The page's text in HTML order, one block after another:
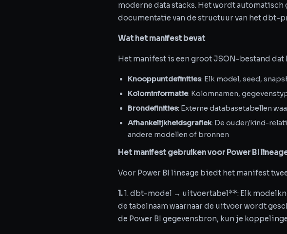
moderne data stacks. Het wordt
documentatie van de structuur van het dbt-
Wat het manifest bevat
Het manifest is een groot JSON-bestand dat
Knooppuntdefinities: Elk model, seed,
Kolominformatie: Kolomnamen,
Brondefinities: Externe databasetabellen
Afhankelijkheidsgrafiek: De ouder/kind-
andere modellen of bronnen
Het manifest gebruiken voor Power BI
Voor Power BI lineage biedt het manifest
1.1. dbt-model → uitvoertabel**: Elk
de tabelnaam waarnaar de uitvoer wordt
de Power BI gegevensbron, kun je